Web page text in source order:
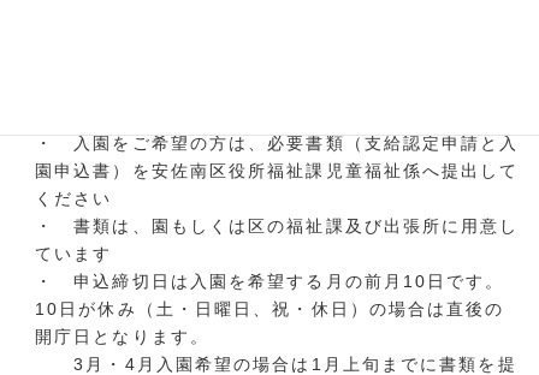
・ 入園をご希望の方は、必要書類（支給認定申請と入
園申込書）を安佐南区役所福祉課児童福祉係へ提出して
ください
・ 書類は、園もしくは区の福祉課及び出張所に用意し
ています
・ 申込締切日は入園を希望する月の前月10日です。
10日が休み（土・日曜日、祝・休日）の場合は直後の
開庁日となります。
3月・4月入園希望の場合は1月上旬までに書類を提